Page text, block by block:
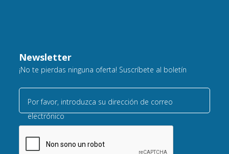
Newsletter
¡No te pierdas ninguna oferta! Suscríbete al boletín
Por favor, introduzca su dirección de correo
electrónico